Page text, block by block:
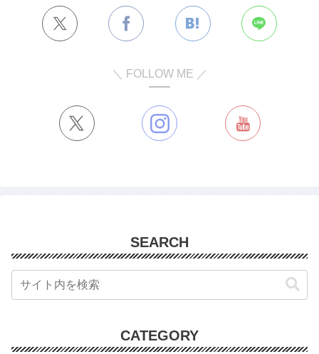
＼ FOLLOW ME ／
SEARCH
CATEGORY